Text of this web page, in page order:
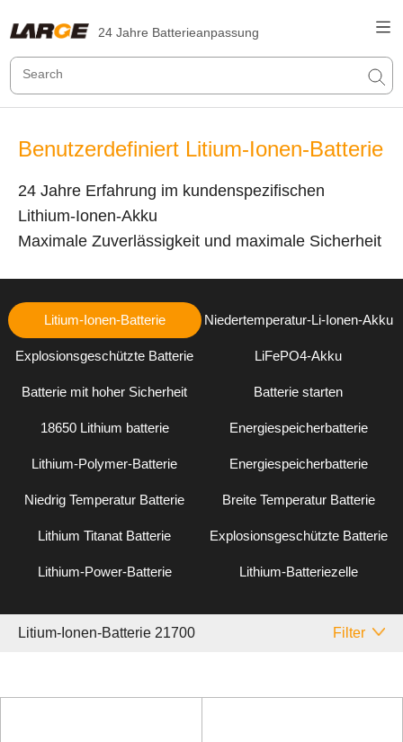
24 Jahre Batterieanpassung
Benutzerdefiniert Litium-Ionen-Batterie
24 Jahre Erfahrung im kundenspezifischen
Lithium-Ionen-Akku
Maximale Zuverlässigkeit und maximale Sicherheit
Litium-Ionen-Batterie Niedertemperatur-Li-Ionen-Akku
Explosionsgeschützte Batterie LiFePO4-Akku
Batterie mit hoher Sicherheit Batterie starten
18650 Lithium batterie Energiespeicherbatterie
Lithium-Polymer-Batterie Energiespeicherbatterie
Niedrig Temperatur Batterie Breite Temperatur Batterie
Lithium Titanat Batterie Explosionsgeschützte Batterie
Lithium-Power-Batterie Lithium-Batteriezelle
Litium-Ionen-Batterie 21700 Filter